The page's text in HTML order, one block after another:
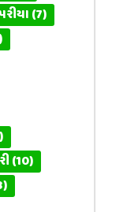
(7)
(10)